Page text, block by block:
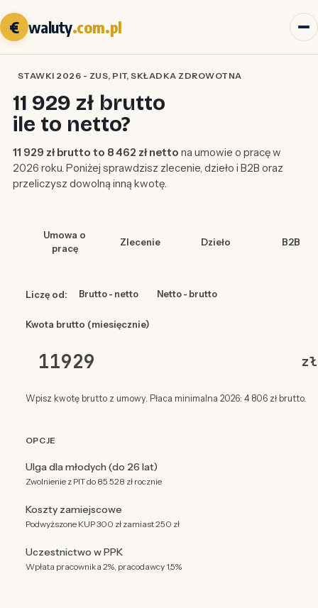
€ waluty.com.pl
STAWKI 2026 - ZUS, PIT, SKŁADKA ZDROWOTNA
11 929 zł brutto
ile to netto?
11 929 zł brutto to 8 462 zł netto na umowie o pracę w
2026 roku. Poniżej sprawdzisz zlecenie, dzieło i B2B oraz
przeliczysz dowolną inną kwotę.
Umowa o
pracę
Zlecenie Dzieło B2B
Liczę od: Brutto - netto Netto - brutto
Kwota brutto (miesięcznie)
zł
Wpisz kwotę brutto z umowy. Płaca minimalna 2026: 4 806 zł brutto.
OPCJE
Ulga dla młodych (do 26 lat)
Zwolnienie z PIT do 85 528 zł rocznie
Koszty zamiejscowe
Podwyższone KUP 300 zł zamiast 250 zł
Uczestnictwo w PPK
Wpłata pracownika 2%, pracodawcy 1,5%